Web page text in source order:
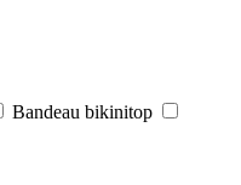
Bandeau bikinitop